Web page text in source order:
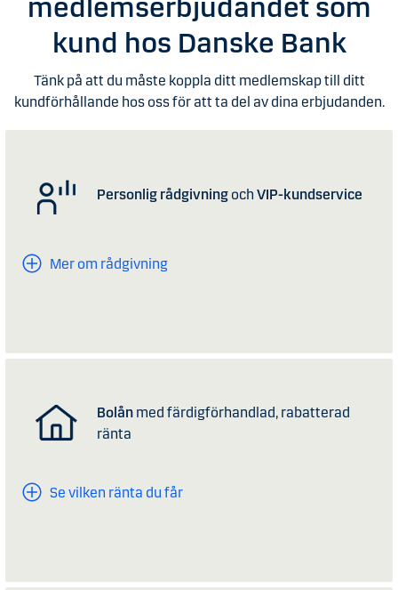
medlemserbjudandet som
kund hos Danske Bank
Tänk på att du måste koppla ditt medlemskap till ditt
kundförhållande hos oss för att ta del av dina erbjudanden.
Personlig rådgivning och VIP-kundservice
Mer om rådgivning
Bolån med färdigförhandlad, rabatterad
ränta
Se vilken ränta du får